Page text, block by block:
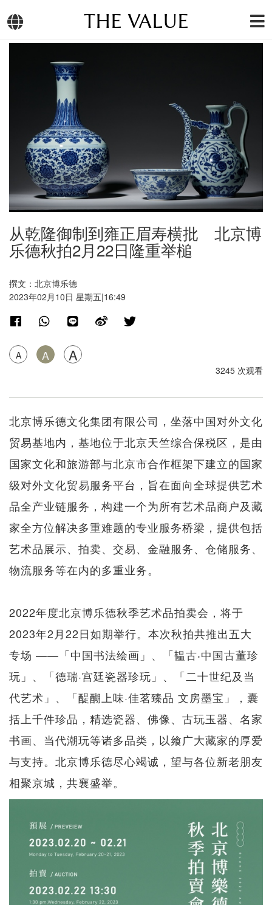
THE VALUE
从乾隆御制到雍正眉寿横批 北京博
乐德秋拍2月22日隆重举槌
撰文：北京博乐德
2023年02月10日 星期五|16:49
A A A
3245 次观看
北京博乐德文化集团有限公司，坐落中国对外文化
贸易基地内，基地位于北京天竺综合保税区，是由
国家文化和旅游部与北京市合作框架下建立的国家
级对外文化贸易服务平台，旨在面向全球提供艺术
品全产业链服务，构建一个为所有艺术品商户及藏
家全方位解决多重难题的专业服务桥梁，提供包括
艺术品展示、拍卖、交易、金融服务、仓储服务、
物流服务等在内的多重业务。
2022年度北京博乐德秋季艺术品拍卖会，将于
2023年2月22日如期举行。本次秋拍共推出五大
专场 ——「中国书法绘画」、「韫古‧中国古董珍
玩」、「德瑞·宫廷瓷器珍玩」、「二十世纪及当
代艺术」、「醍醐上味·佳茗臻品 文房墨宝」，囊
括上千件珍品，精选瓷器、佛像、古玩玉器、名家
书画、当代潮玩等诸多品类，以飨广大藏家的厚爱
与支持。北京博乐德尽心竭诚，望与各位新老朋友
相聚京城，共襄盛举。